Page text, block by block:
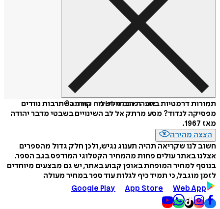
איזה פורמט לשלוח כמתנה?
תמורות דרמטיות בחברה הבדווית: מה קורה כשתרבות נוודים
מפסיקה לנדוד? מסע מרתק אל לב השינויים בשבטי מדבר יהודה
מאז 1967.
הצצה מהירה
חשוב לנו שקריאה תהיה תענוג נגיש, ולכן חלק גדול מהספרים
אצלנו באתר עולים פחות מהמחיר הקטלוגי המודפס בגב הספר.
בנוסף למחיר המופחת באופן קבוע באתר, יש גם מבצעים מיוחדים
לזמן מוגבל, כי תמיד כיף לגלות עוד ספר במחיר מעולה
Google Play
App Store Web App